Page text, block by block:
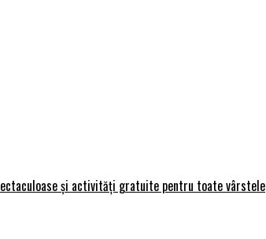
și activități gratuite pentru toate vârstele